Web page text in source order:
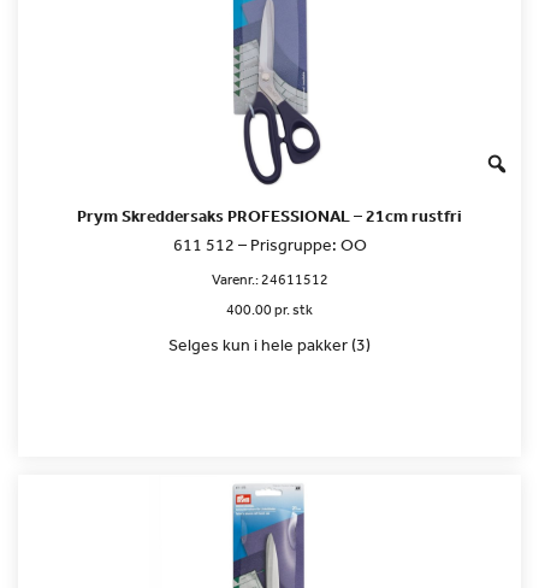
Prym Skreddersaks PROFESSIONAL – 21cm rustfri
611 512 – Prisgruppe: OO
Varenr.:24611512
400.00 pr. stk
Selges kun i hele pakker (3)